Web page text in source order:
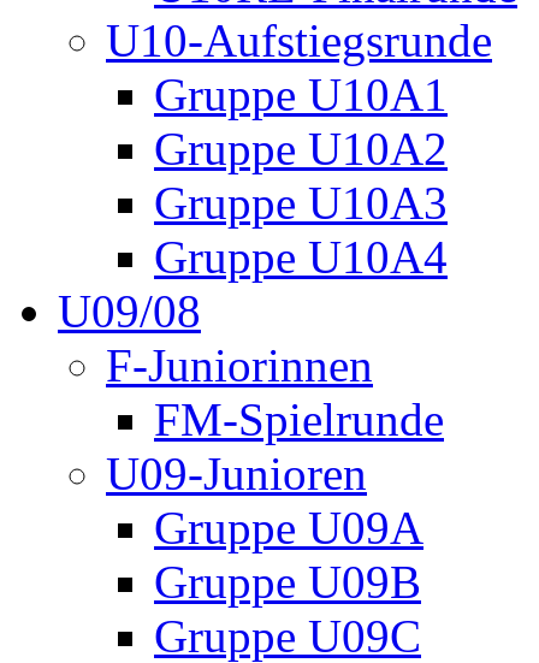
U10-Aufstiegsrunde
Gruppe U10A1
Gruppe U10A2
Gruppe U10A3
Gruppe U10A4
U09/08
F-Juniorinnen
FM-Spielrunde
U09-Junioren
Gruppe U09A
Gruppe U09B
Gruppe U09C